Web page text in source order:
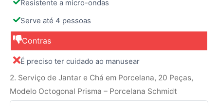
Resistente a micro-ondas
Serve até 4 pessoas
Contras
É preciso ter cuidado ao manusear
2. Serviço de Jantar e Chá em Porcelana, 20 Peças,
Modelo Octogonal Prisma – Porcelana Schmidt